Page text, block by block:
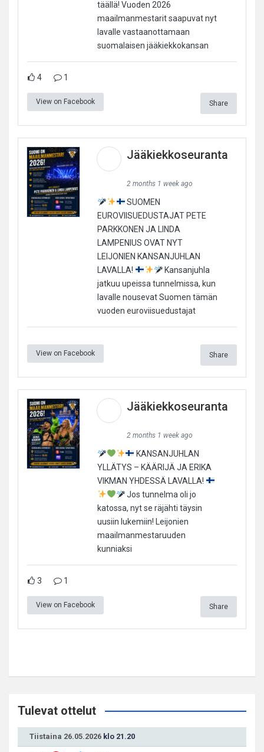
täällä! Vuoden 2026
maailmanmestarit saapuvat nyt
lavalle vastaanottamaan
suomalaisen jääkiekkokansan
4 1
View on Facebook Share
Jääkiekkoseuranta
2 months 1 week ago
SUOMEN
EUROVIISUEDUSTAJAT PETE
PARKKONEN JA LINDA
LAMPENIUS OVAT NYT
LEIJONIEN KANSANJUHLAN
LAVALLA!
Kansanjuhla
jatkuu upeissa tunnelmissa, kun
lavalle nousevat Suomen tämän
vuoden euroviisuedustajat
View on Facebook Share
Jääkiekkoseuranta
2 months 1 week ago
KANSANJUHLAN
YLLÄTYS – KÄÄRIJÄ JA ERIKA
VIKMAN YHDESSÄ LAVALLA!
Jos tunnelma oli jo
katossa, nyt se räjähti täysin
uusiin lukemiin! Leijonien
maailmanmestaruuden
kunniaksi
3 1
View on Facebook Share
Tulevat ottelut
Tiistaina 26.05.2026 klo 21.20